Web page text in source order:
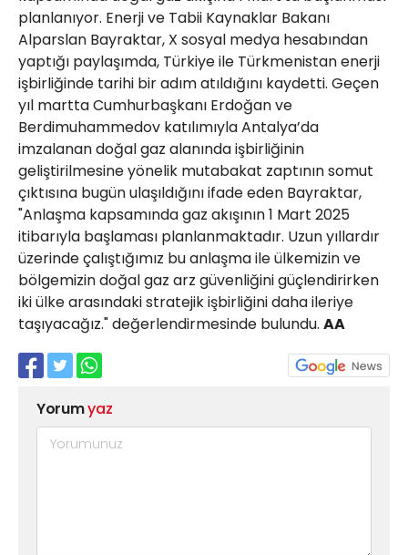
planlanıyor. Enerji ve Tabii Kaynaklar Bakanı
Alparslan Bayraktar, X sosyal medya hesabından
yaptığı paylaşımda, Türkiye ile Türkmenistan enerji
işbirliğinde tarihi bir adım atıldığını kaydetti. Geçen
yıl martta Cumhurbaşkanı Erdoğan ve
Berdimuhammedov katılımıyla Antalya’da
imzalanan doğal gaz alanında işbirliğinin
geliştirilmesine yönelik mutabakat zaptının somut
çıktısına bugün ulaşıldığını ifade eden Bayraktar,
"Anlaşma kapsamında gaz akışının 1 Mart 2025
itibarıyla başlaması planlanmaktadır. Uzun yıllardır
üzerinde çalıştığımız bu anlaşma ile ülkemizin ve
bölgemizin doğal gaz arz güvenliğini güçlendirirken
iki ülke arasındaki stratejik işbirliğini daha ileriye
taşıyacağız." değerlendirmesinde bulundu. AA
Yorumyaz